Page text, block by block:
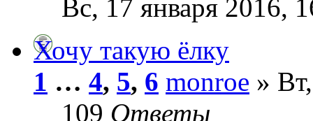
Вс, 17 января 2016,
Хочу такую ёлку
1 … 4, 5, 6 monroe »
109 Ответы